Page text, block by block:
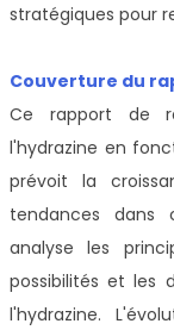
stratégiques pour
Couverture du
Ce rapport de
l'hydrazine en
prévoit la
tendances dans
analyse les
possibilités et les
l'hydrazine.